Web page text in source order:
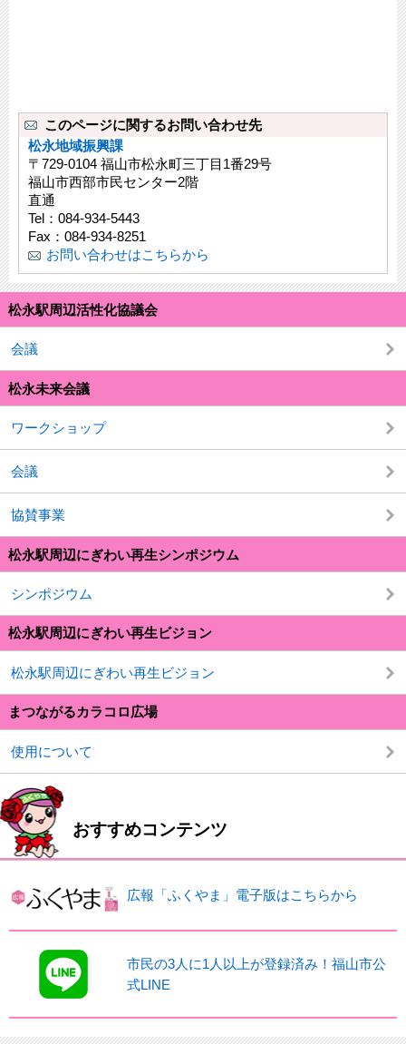
松永駅周辺活性化協議会
会議
松永未来会議
ワークショップ
会議
協賛事業
松永駅周辺にぎわい再生シンポジウム
シンポジウム
松永駅周辺にぎわい再生ビジョン
松永駅周辺にぎわい再生ビジョン
まつながるカラコロ広場
使用について
おすすめコンテンツ
広報「ふくやま」電子版はこちらから
市民の3人に1人以上が登録済み！福山市公
式LINE
このページに関するお問い合わせ先
松永地域振興課
〒729-0104 福山市松永町三丁目1番29号
福山市西部市民センター2階
直通
Tel：084-934-5443
Fax：084-934-8251
お問い合わせはこちらから